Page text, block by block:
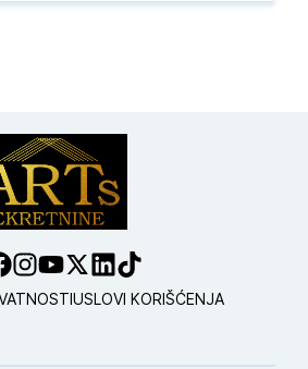
USLOVI KORIŠĆENJA